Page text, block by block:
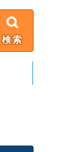
検索